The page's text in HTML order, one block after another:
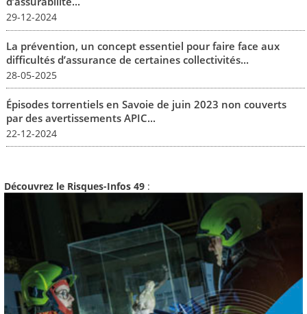
29-12-2024
La prévention, un concept essentiel pour faire face aux
difficultés d’assurance de certaines collectivités...
28-05-2025
Épisodes torrentiels en Savoie de juin 2023 non couverts
par des avertissements APIC...
22-12-2024
Découvrez le Risques-Infos 49 :